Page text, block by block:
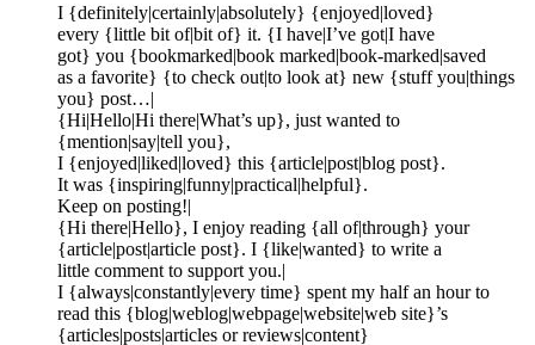
I {definitely|certainly|absolutely} {enjoyed|loved}
every {little bit of|bit of} it. {I have|I’ve got|I have
got} you {bookmarked|book marked|book-marked|saved
as a favorite} {to check out|to look at} new {stuff you|things
you} post…|
{Hi|Hello|Hi there|What’s up}, just wanted to
{mention|say|tell you},
I {enjoyed|liked|loved} this {article|post|blog post}.
It was {inspiring|funny|practical|helpful}.
Keep on posting!|
{Hi there|Hello}, I enjoy reading {all of|through} your
{article|post|article post}. I {like|wanted} to write a
little comment to support you.|
I {always|constantly|every time} spent my half an hour to
read this {blog|weblog|webpage|website|web site}’s
{articles|posts|articles or reviews|content}